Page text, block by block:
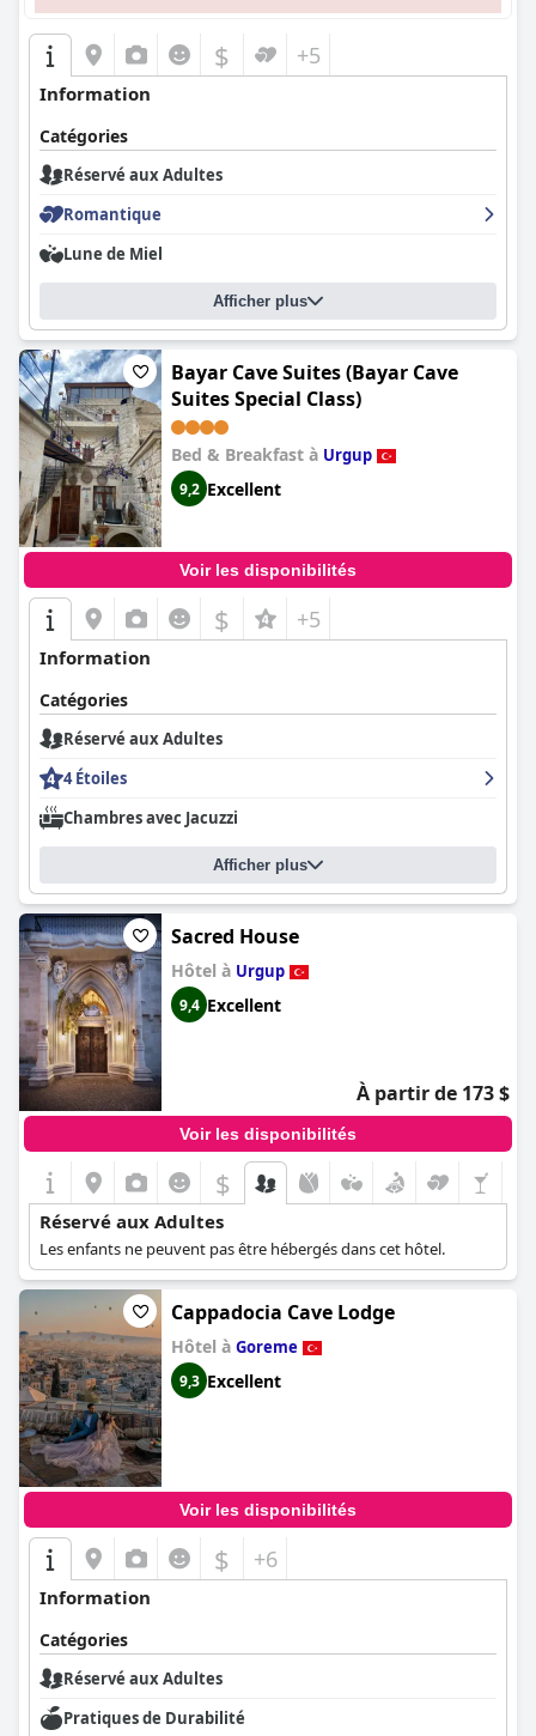
$ +5
Information
Catégories
Réservé aux Adultes
Romantique
Lune de Miel
Afficher plus
Bayar Cave Suites (Bayar Cave
Suites Special Class)
Bed & Breakfast à Urgup
9,2 Excellent
Voir les disponibilités
$ +5
Information
Catégories
Réservé aux Adultes
4 Étoiles
Chambres avec Jacuzzi
Afficher plus
Sacred House
Hôtel à Urgup
9,4 Excellent
À partir de 173 $
Voir les disponibilités
$
Réservé aux Adultes
Les enfants ne peuvent pas être hébergés dans cet hôtel.
Cappadocia Cave Lodge
Hôtel à Goreme
9,3 Excellent
Voir les disponibilités
$ +6
Information
Catégories
Réservé aux Adultes
Pratiques de Durabilité